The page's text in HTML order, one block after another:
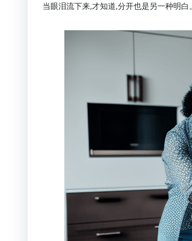
当眼泪流下来,才知道,分开也是另一种明白。